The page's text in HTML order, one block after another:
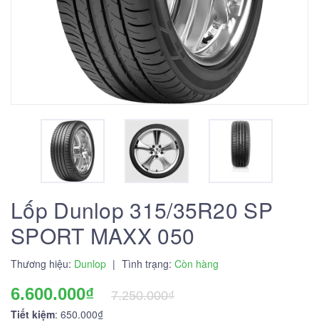
Lốp Dunlop 315/35R20 SP
SPORT MAXX 050
Thương hiệu: Dunlop | Tình trạng: Còn hàng
6.600.000₫
7.250.000₫
Tiết kiệm: 650.000₫